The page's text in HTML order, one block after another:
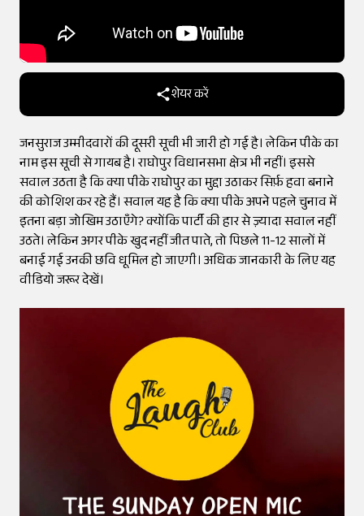
शेयर करें
जनसुराज उम्मीदवारों की दूसरी सूची भी जारी हो गई है। लेकिन पीके का
नाम इस सूची से गायब है। राघोपुर विधानसभा क्षेत्र भी नहीं। इससे
सवाल उठता है कि क्या पीके राघोपुर का मुद्दा उठाकर सिर्फ़ हवा बनाने
की कोशिश कर रहे हैं। सवाल यह है कि क्या पीके अपने पहले चुनाव में
इतना बड़ा जोखिम उठाएँगे? क्योंकि पार्टी की हार से ज़्यादा सवाल नहीं
उठते। लेकिन अगर पीके खुद नहीं जीत पाते, तो पिछले 11-12 सालों में
बनाई गई उनकी छवि धूमिल हो जाएगी। अधिक जानकारी के लिए यह
वीडियो जरूर देखें।